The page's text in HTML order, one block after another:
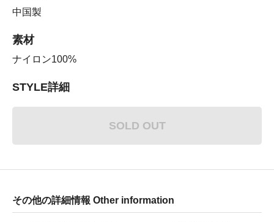
中国製
素材
ナイロン100%
STYLE詳細
SOLD OUT
その他の詳細情報 Other information